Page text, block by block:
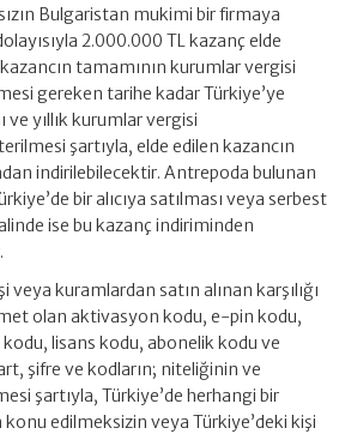
Bulgaristan mukimi bir firmaya
2.000.000 TL kazanç elde
tamamının kurumlar vergisi
gereken tarihe kadar Türkiye’ye
yıllık kurumlar vergisi
şartıyla, elde edilen kazancın
indirilebilecektir. Antrepoda bulunan
bir alıcıya satılması veya serbest
ise bu kazanç indiriminden
veya kuramlardan satın alınan karşılığı
olan aktivasyon kodu, e-pin kodu,
lisans kodu, abonelik kodu ve
şifre ve kodların; niteliğinin ve
şartıyla, Türkiye’de herhangi bir
edilmeksizin veya Türkiye’deki kişi